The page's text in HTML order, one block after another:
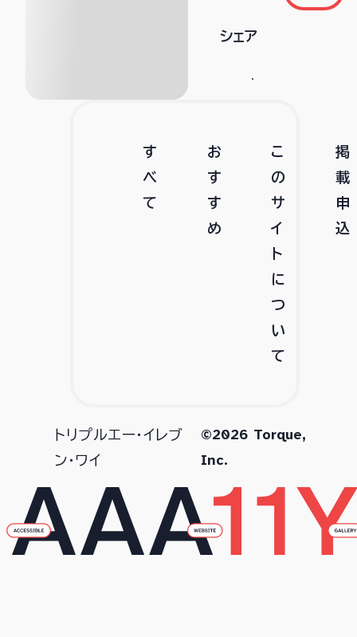
シェア
す
べ
て
お
す
す
め
こ
の
サ
イ
ト
に
つ
い
て
掲
載
申
込
トリプルエー・イレブ
ン・ワイ
©2026 Torque,
Inc.